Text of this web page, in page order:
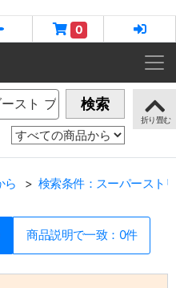
0
検索
ら 検索条件：スーパースト
商品説明で一致：0件